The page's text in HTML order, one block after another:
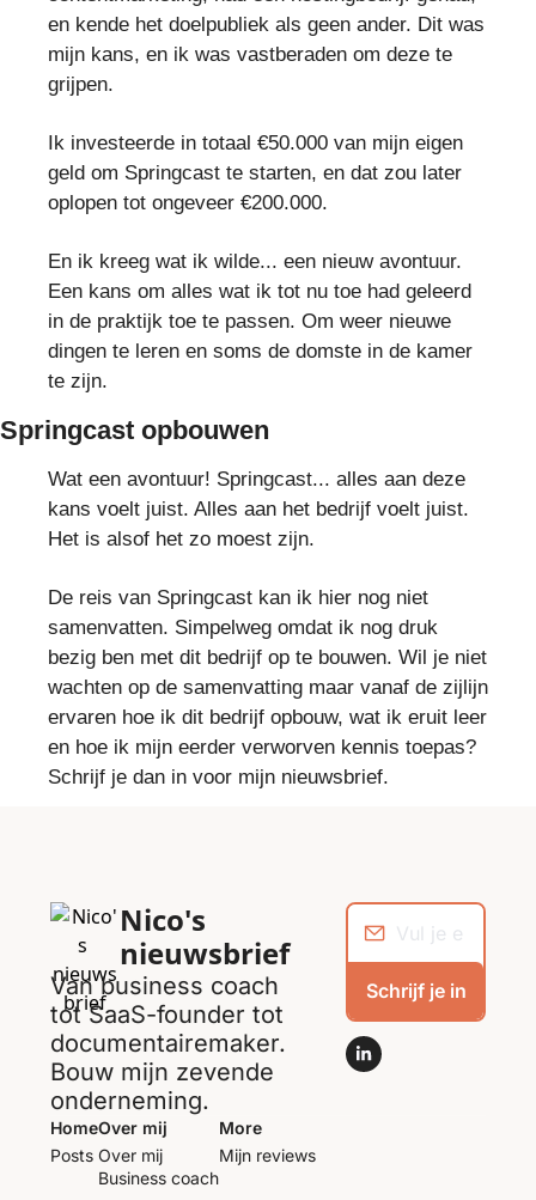
en kende het doelpubliek als geen ander. Dit was
mijn kans, en ik was vastberaden om deze te
grijpen.
Ik investeerde in totaal €50.000 van mijn eigen
geld om Springcast te starten, en dat zou later
oplopen tot ongeveer €200.000.
En ik kreeg wat ik wilde... een nieuw avontuur.
Een kans om alles wat ik tot nu toe had geleerd
in de praktijk toe te passen. Om weer nieuwe
dingen te leren en soms de domste in de kamer
te zijn.
Springcast opbouwen
Wat een avontuur! Springcast... alles aan deze
kans voelt juist. Alles aan het bedrijf voelt juist.
Het is alsof het zo moest zijn.
De reis van Springcast kan ik hier nog niet
samenvatten. Simpelweg omdat ik nog druk
bezig ben met dit bedrijf op te bouwen. Wil je niet
wachten op de samenvatting maar vanaf de zijlijn
ervaren hoe ik dit bedrijf opbouw, wat ik eruit leer
en hoe ik mijn eerder verworven kennis toepas?
Schrijf je dan in voor mijn nieuwsbrief.
Nico's
nieuwsbrief
Van business coach
tot SaaS-founder tot
documentairemaker.
Bouw mijn zevende
onderneming.
Schrijf je in
Home
Posts
Over mij
Over mij
Business coach
More
Mijn reviews